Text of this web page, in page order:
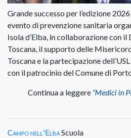
Grande successo per l’edizione
evento di prevenzione sanitaria
Isola d’Elba, in collaborazione con
Toscana, il supporto delle
Toscana e la partecipazione
con il patrocinio del Comune di
Continua a leggere “Medici in
Campo nell'ElbaScuola